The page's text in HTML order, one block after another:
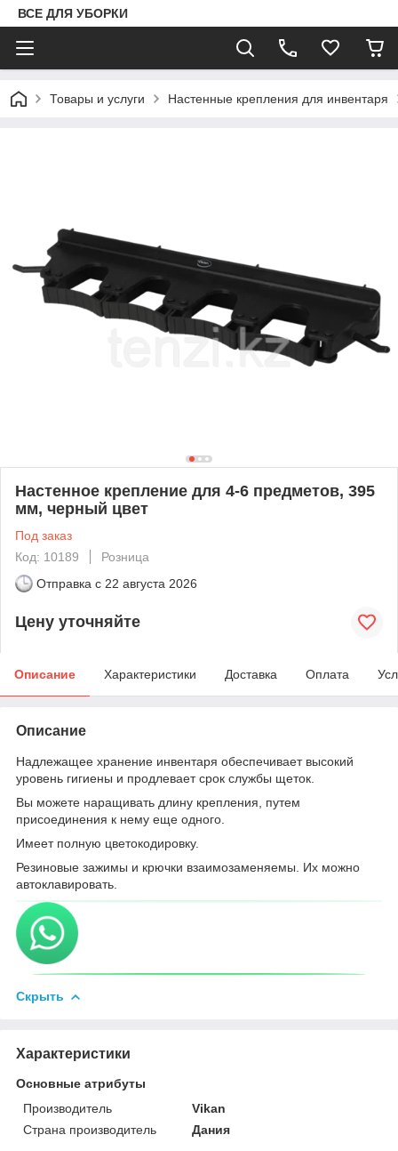
ВСЕ ДЛЯ УБОРКИ
Товары и услуги Настенные крепления для инвентаря
Настенное крепление для 4-6 предметов, 395
мм, черный цвет
Под заказ
Код: 10189
Розница
Отправка с 22 августа 2026
Цену уточняйте
Описание Характеристики Доставка Оплата
Описание
Надлежащее хранение инвентаря обеспечивает высокий
уровень гигиены и продлевает срок службы щеток.
Вы можете наращивать длину крепления, путем
присоединения к нему еще одного.
Имеет полную цветокодировку.
Резиновые зажимы и крючки взаимозаменяемы. Их можно
автоклавировать.
Скрыть
Характеристики
Основные атрибуты
Производитель
Vikan
Страна производитель
Дания